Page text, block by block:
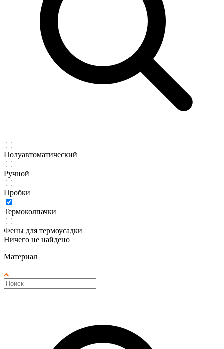
Полуавтоматический
Ручной
Пробки
Термоколпачки
Фены для термоусадки
Ничего не найдено
Материал